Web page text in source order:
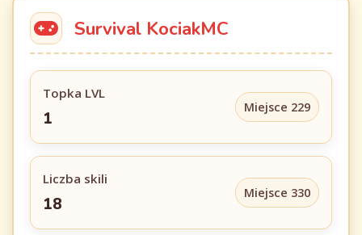
Survival KociakMC
Topka LVL
1
Miejsce 229
Liczba skili
18
Miejsce 330